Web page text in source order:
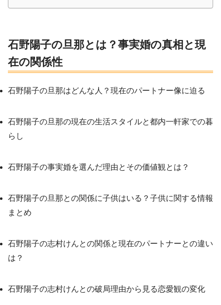
石野陽子の旦那とは？事実婚の真相と現
在の関係性
石野陽子の旦那はどんな人？現在のパートナー像に迫る
石野陽子の旦那の現在の生活スタイルと都内一軒家での暮
らし
石野陽子の事実婚を選んだ理由とその価値観とは？
石野陽子の旦那との関係に子供はいる？子供に関する情報
まとめ
石野陽子の志村けんとの関係と現在のパートナーとの違い
は？
石野陽子の志村けんとの破局理由から見る恋愛観の変化